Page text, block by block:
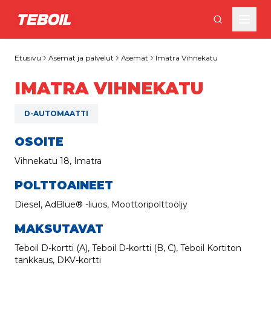
Siirry pääsisältöön
Etusivu Asemat ja palvelut Asemat Imatra Vihnekatu
IMATRA VIHNEKATU
D-AUTOMAATTI
OSOITE
Vihnekatu 18, Imatra
POLTTOAINEET
Diesel, AdBlue® -liuos, Moottoripolttoöljy
MAKSUTAVAT
Teboil D-kortti (A), Teboil D-kortti (B, C), Teboil Kortiton
tankkaus, DKV-kortti